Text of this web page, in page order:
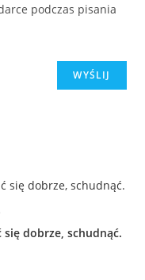
podczas pisania
dobrze, schudnąć.